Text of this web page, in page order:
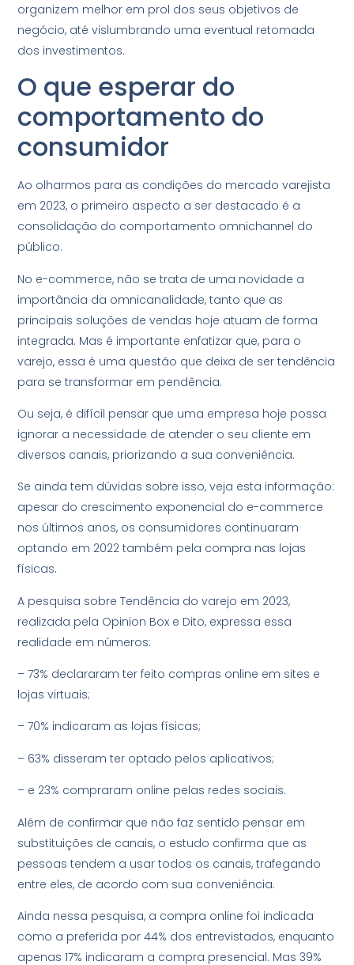
organizem melhor em prol dos seus objetivos de
negócio, até vislumbrando uma eventual retomada
dos investimentos.
O que esperar do
comportamento do
consumidor
Ao olharmos para as condições do mercado varejista
em 2023, o primeiro aspecto a ser destacado é a
consolidação do comportamento omnichannel do
público.
No e-commerce, não se trata de uma novidade a
importância da omnicanalidade, tanto que as
principais soluções de vendas hoje atuam de forma
integrada. Mas é importante enfatizar que, para o
varejo, essa é uma questão que deixa de ser tendência
para se transformar em pendência.
Ou seja, é difícil pensar que uma empresa hoje possa
ignorar a necessidade de atender o seu cliente em
diversos canais, priorizando a sua conveniência.
Se ainda tem dúvidas sobre isso, veja esta informação:
apesar do crescimento exponencial do e-commerce
nos últimos anos, os consumidores continuaram
optando em 2022 também pela compra nas lojas
físicas.
A pesquisa sobre Tendência do varejo em 2023,
realizada pela Opinion Box e Dito, expressa essa
realidade em números:
– 73% declararam ter feito compras online em sites e
lojas virtuais;
– 70% indicaram as lojas físicas;
– 63% disseram ter optado pelos aplicativos;
– e 23% compraram online pelas redes sociais.
Além de confirmar que não faz sentido pensar em
substituições de canais, o estudo confirma que as
pessoas tendem a usar todos os canais, trafegando
entre eles, de acordo com sua conveniência.
Ainda nessa pesquisa, a compra online foi indicada
como a preferida por 44% dos entrevistados, enquanto
apenas 17% indicaram a compra presencial. Mas 39%